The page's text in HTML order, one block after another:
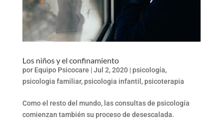
Los niños y el confinamiento
por Equipo Psicocare |Jul 2, 2020| psicología,
psicologia familiar, psicologia infantil, psicoterapia
Como el resto del mundo, las consultas de psicología
comienzan también su proceso de desescalada.